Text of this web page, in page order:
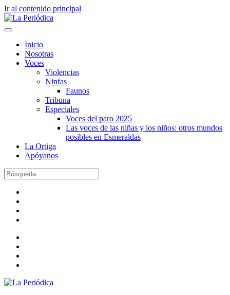
Ir al contenido principal
Inicio
Nosotras
Voces
Violencias
Ninfas
Faunos
Tribuna
Especiales
Voces del paro 2025
Las voces de las niñas y los niños: otros mundos
posibles en Esmeraldas
La Ortiga
Apóyanos